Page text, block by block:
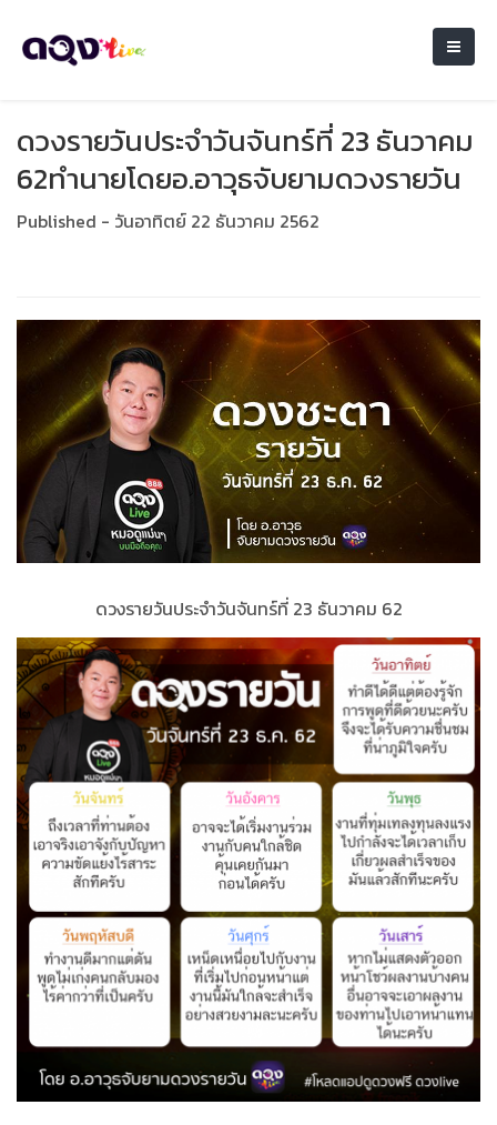
ดวงรายวันประจำวันจันทร์ที่ 23 ธันวาคม
62ทำนายโดยอ.อาวุธจับยามดวงรายวัน
Published - วันอาทิตย์ 22 ธันวาคม 2562
ดวงรายวันประจำวันจันทร์ที่23 ธันวาคม 62